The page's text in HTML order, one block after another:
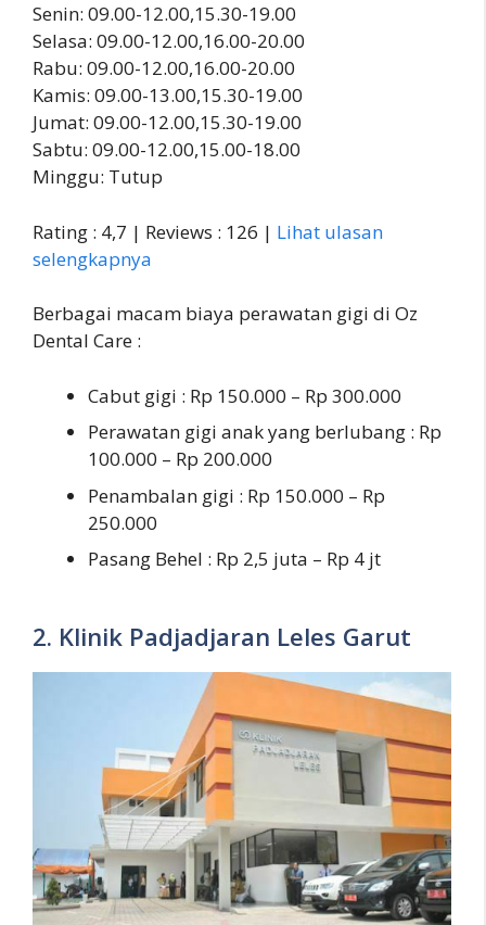
Senin: 09.00-12.00,15.30-19.00
Selasa: 09.00-12.00,16.00-20.00
Rabu: 09.00-12.00,16.00-20.00
Kamis: 09.00-13.00,15.30-19.00
Jumat: 09.00-12.00,15.30-19.00
Sabtu: 09.00-12.00,15.00-18.00
Minggu: Tutup
Rating : 4,7 | Reviews : 126 | Lihat ulasan
selengkapnya
Berbagai macam biaya perawatan gigi di Oz
Dental Care :
Cabut gigi : Rp 150.000 – Rp 300.000
Perawatan gigi anak yang berlubang : Rp
100.000 – Rp 200.000
Penambalan gigi : Rp 150.000 – Rp
250.000
Pasang Behel : Rp 2,5 juta – Rp 4 jt
2. Klinik Padjadjaran Leles Garut